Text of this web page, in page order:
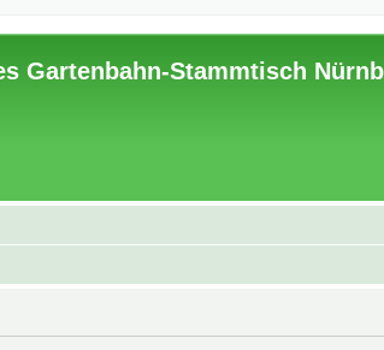
Gartenbahn-Stammtisch